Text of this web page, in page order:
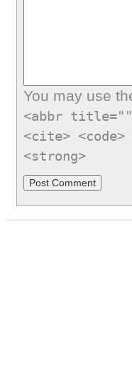
You may use
<abbr
<cite>
<strong>